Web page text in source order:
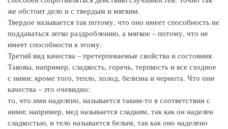
же обстоит дело и с твердым и мягким.
Твердое называется так потому, что оно имеет способность не
поддаваться легко раздроблению, а мягкое – потому, что не
имеет способности к этому.
Третий вид качества – претерпеваемые свойства и состояния.
Таковы, например, сладкость, горечь, терпкость и все сходное
с ними; кроме того, тепло, холод, белизна и чернота. Что они
качества – это очевидно:
то, что ими наделено, называется таким-то в соответствии с
ними; например, мед называется сладким, так как он наделен
сладкостью, и тело называется белым, так как оно наделено